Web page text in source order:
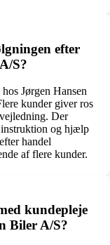
efter
S?
Jørgen Hansen
kunder giver ros
Der
og hjælp
handel
af flere kunder.
kundepleje
Biler A/S?